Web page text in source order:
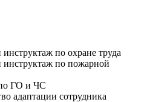
по охране труда
по пожарной
ГО и ЧС
адаптации сотрудника